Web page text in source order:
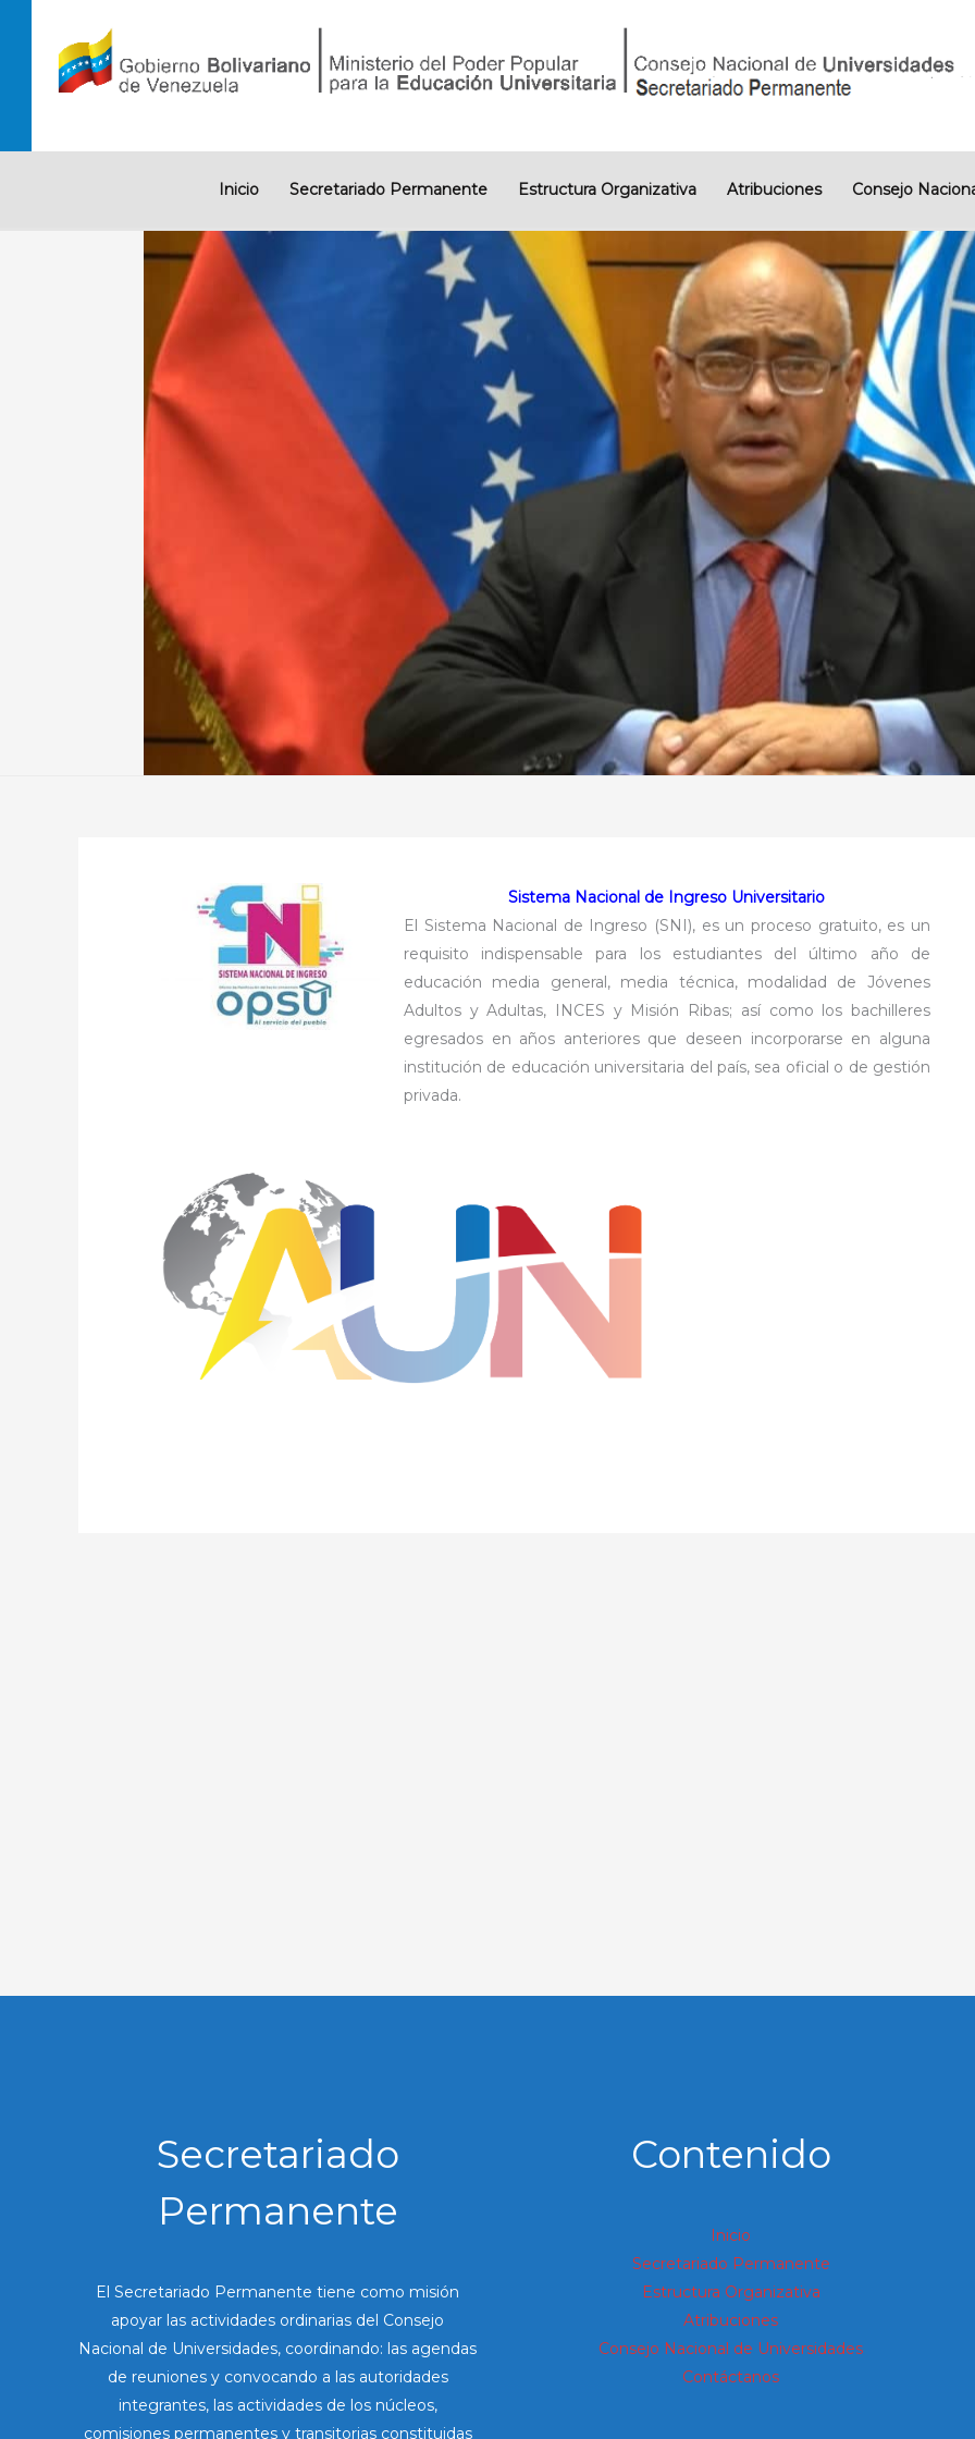
contenido
Inicio Secretariado Permanente Estructura Organizativa Atribuciones Consejo
Sistema Nacional de Ingreso Universitario
El Sistema Nacional de Ingreso (SNI), es un proceso gratuito, es un
requisito indispensable para los estudiantes del último año de
educación media general, media técnica, modalidad de Jóvenes
Adultos y Adultas, INCES y Misión Ribas; así como los bachilleres
egresados en años anteriores que deseen incorporarse en alguna
institución de educación universitaria del país, sea oficial o de gestión
privada.
Secretariado
Permanente
El Secretariado Permanente tiene como misión
apoyar las actividades ordinarias del Consejo
Nacional de Universidades, coordinando: las agendas
de reuniones y convocando a las autoridades
integrantes, las actividades de los núcleos,
comisiones permanentes y transitorias constituidas
Contenido
Inicio
Secretariado Permanente
Estructura Organizativa
Atribuciones
Consejo Nacional de Universidades
Contáctanos